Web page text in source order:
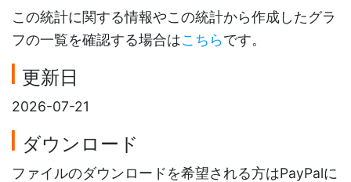
この統計に関する情報やこの統計から作成したグラ
フの一覧を確認する場合はこちらです。
更新日
2026-07-21
ダウンロード
ファイルのダウンロードを希望される方はPayPalに